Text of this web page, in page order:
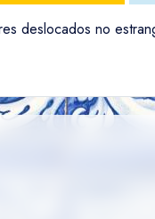
deslocados no